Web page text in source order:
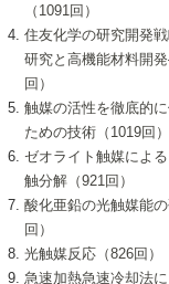
8号 若手研究者による触媒研究
2：大学・研究所編
8号 イオン液体の応用
8号 多機能型リアクター
8号 超臨界流体を用いた化学プ
6号 第94回触媒討論会
7号 サブナノレベルでみた新し
8号 オレフィン重合触媒の新た
5号 基礎化学品製造の触媒技術
6号 第92回触媒討論会
7号 基礎化学品製造の触媒技術
8号 資源の循環と触媒技術
4号 ナノ材料の調製と機能化
5号 こんな触媒が欲しい
6号 第90回触媒討論会
7号 触媒研究と学術雑誌/情報
8号 若い世代からみた触媒化学
3号 生体触媒とバイオプロセス
4号 水素製造・利用の触媒化学
5号 触媒研究における新しい切
ビナトリアルケミストリー
6号 第88回触媒討論会特集号
7号 企業における触媒研究のブ
8号 この材料を触媒として使っ
2号 第85回触媒討論会
3号 反応ダイナミクス
5号 触媒のおもしろさをどのよ
6号 第86回触媒討論会
7号 水素化精製触媒の新しい展開
8号 新しい反応性と機能性を目
クラスタ-化学
1号 孔、穴、あな?-特異な空間
2号 第83回触媒討論会
3号 均一系触媒反応最前線
4号 実用炭素材料の新展開
5号 研究の方法論を考える
7号 機能性金属材料と触媒
8号 触媒研究へのNMRの応用と
▼40巻（1998年）
進展と21世紀への提言/創立40
媒学会この10年の歩みとこれか
2号 第81回触媒討論会
3号 計算機触媒化学へのさそい
4号 触媒劣化の制御と予測
5号 最新の実用プロセスと触媒
6号 第82回触媒討論会
1号 均一系と不均一系触媒反応-
接点
2号 第79回触媒討論会
3号 最新NO除去触媒の実用化研
4号 新しい反応場を目指した触
5号 反応・分離技術の新しい展開
6号 第80回触媒討論会
▼38巻（1996年）
1号 触媒の構造と触媒作用/C1
する21世紀への触媒
3号 オリンピックメダル:金・
な触媒作用を示すか
4号 触媒作用における機能の複
▼37巻（1995年）
1号 ファインケミカルズと固体
2号 第75回触媒討論会
3号 希土類を利用した触媒
4号 触媒とリサイクル
5号 エネルギー変換触媒
▼36巻（1994年）
1号 電気化学と触媒
2号 第73回触媒討論会
3号 C4化学の展開
4号 《通常号》
▼35巻（1993年）
1号 工業触媒開発マニュアル―
業化まで
2号 第71回触媒討論会
▼34巻（1992年）
1号 インパクトを与えたこの研究
2号 第69回触媒討論会
▼33巻（1991年）
1号 触媒プロセス開発マニュ
▼32巻（1990年）
（1091回）
住友化学の研究開発
研究と高機能材料開
回）
触媒の活性を徹底的
ための技術（1019回）
ゼオライト触媒によ
触分解（921回）
酸化亜鉛の光触媒能
回）
光触媒反応（826回）
急速加熱急速冷却法